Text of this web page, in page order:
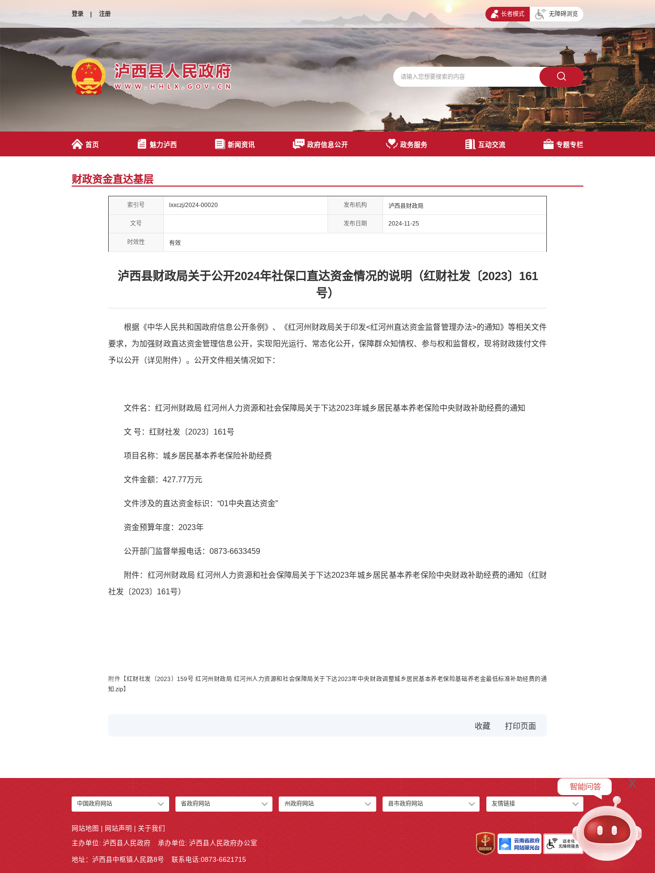
登录 | 注册 长者模式 无障碍浏览
首页 魅力泸西 新闻资讯 政府信息公开 政务服务 互动交流 专题专栏
财政资金直达基层
索引号 lxxczj/2024-00020 发布机构 泸西县财政局
文号 发布日期 2024-11-25
时效性 有效
泸西县财政局关于公开2024年社保口直达资金情况的说明（红财社发〔2023〕161
号）
根据《中华人民共和国政府信息公开条例》、《红河州财政局关于印发<红河州直达资金监督管理办法>的通知》等相关文件
要求，为加强财政直达资金管理信息公开，实现阳光运行、常态化公开，保障群众知情权、参与权和监督权，现将财政拨付文件
予以公开（详见附件）。公开文件相关情况如下：
文件名：红河州财政局 红河州人力资源和社会保障局关于下达2023年城乡居民基本养老保险中央财政补助经费的通知
文 号：红财社发〔2023〕161号
项目名称：城乡居民基本养老保险补助经费
文件金额：427.77万元
文件涉及的直达资金标识：“01中央直达资金”
资金预算年度：2023年
公开部门监督举报电话：0873-6633459
附件：红河州财政局 红河州人力资源和社会保障局关于下达2023年城乡居民基本养老保险中央财政补助经费的通知（红财
社发〔2023〕161号）
附件【红财社发〔2023〕159号 红河州财政局 红河州人力资源和社会保障局关于下达2023年中央财政调整城乡居民基本养老保险基础养老金最低标准补助经费的通
知.zip】
收藏
中国政府网站 省政府网站 州政府网站 县市政府网站 友情链接
网站地图 | 网站声明 | 关于我们
主办单位: 泸西县人民政府 承办单位: 泸西县人民政府办公室
地址：泸西县中枢镇人民路8号 联系电话:0873-6621715
x